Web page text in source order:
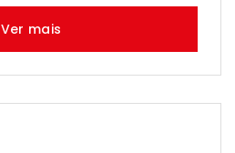
Ver mais